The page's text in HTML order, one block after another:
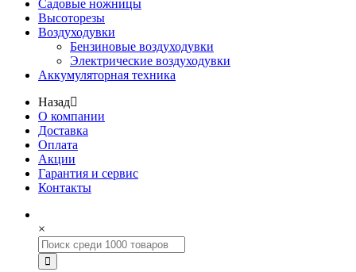
Садовые ножницы
Высоторезы
Воздуходувки
Бензиновые воздуходувки
Электрические воздуходувки
Аккумуляторная техника
Назад
О компании
Доставка
Оплата
Акции
Гарантия и сервис
Контакты
×